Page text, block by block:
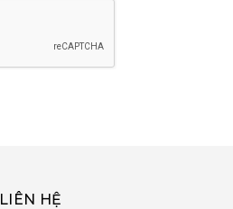
LIÊN HỆ